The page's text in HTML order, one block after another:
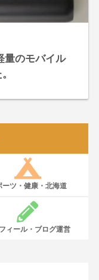
量のモバイル
ーツ・健康・北海道
ィール・ブログ運営